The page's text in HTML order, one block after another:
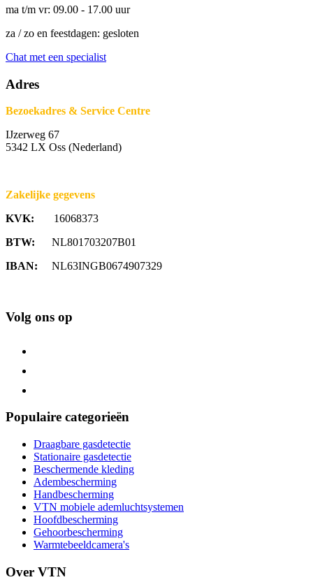
ma t/m vr: 09.00 - 17.00 uur
za / zo en feestdagen: gesloten
Chat met een specialist
Adres
Bezoekadres & Service Centre
IJzerweg 67
5342 LX Oss (Nederland)
Zakelijke gegevens
KVK: 16068373
BTW: NL801703207B01
IBAN: NL63INGB0674907329
Volg ons op
Populaire categorieën
Draagbare gasdetectie
Stationaire gasdetectie
Beschermende kleding
Adembescherming
Handbescherming
VTN mobiele ademluchtsystemen
Hoofdbescherming
Gehoorbescherming
Warmtebeeldcamera's
Over VTN